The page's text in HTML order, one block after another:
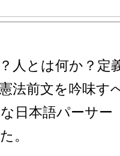
人とは何か？定
法前文を吟味す
日本語パーサー
。